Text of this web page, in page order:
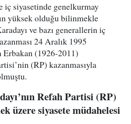
iç siyasetinde genelkurmay
yüksek olduğu bilinmekle
ve bazı generallerin iç
24 Aralık 1995
(1926-2011)
(RP) kazanmasıyla
Refah Partisi (RP)
üzere siyasete müdahelesi